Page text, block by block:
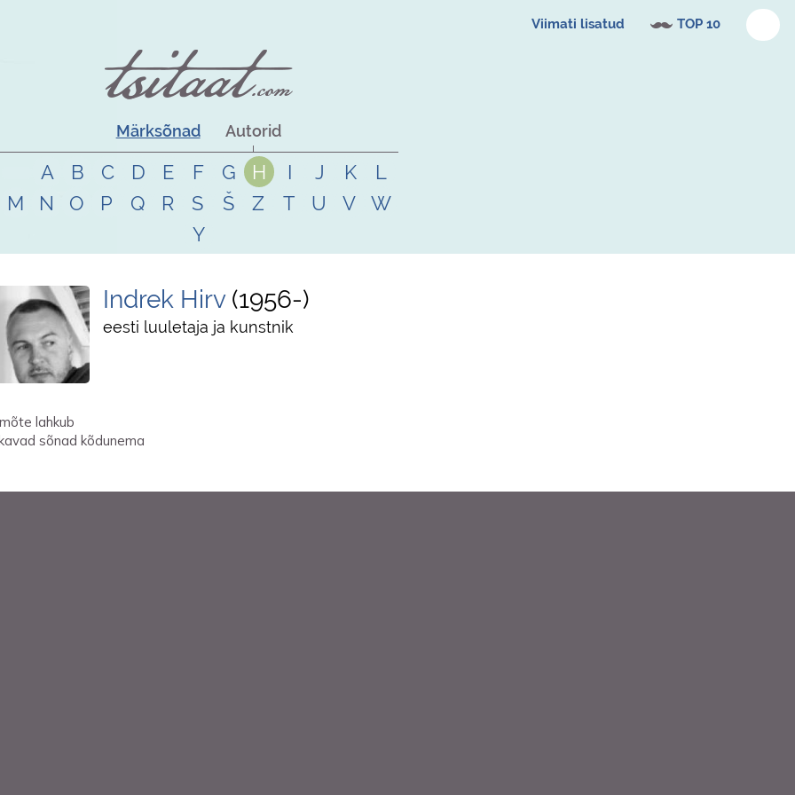
Viimati lisatud TOP 10
Märksõnad Autorid
A B C D E F G H I J K
L
M
N O P Q R S Š Z T U V
W
Y
Indrek Hirv 1956-
eesti luuletaja ja kunstnik
lahkub
sõnad kõdunema